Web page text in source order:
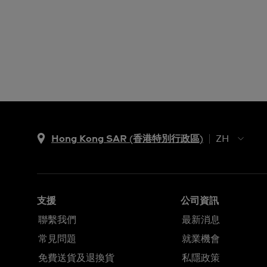
Hong Kong SAR (香港特別行政區)
ZH
EN
支援
聯繫我們
常見問題
免費送貨及退換貨
公司資訊
最新消息
就業機會
私隱政策